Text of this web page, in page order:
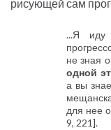
рисующей сам
...Я иду
не зная
одной
а вы
для нее
9, 221].